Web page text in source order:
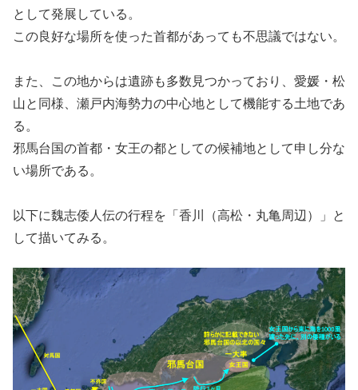
として発展している。
この良好な場所を使った首都があっても不思議ではない。
また、この地からは遺跡も多数見つかっており、愛媛・松
山と同様、瀬戸内海勢力の中心地として機能する土地であ
る。
邪馬台国の首都・女王の都としての候補地として申し分な
い場所である。
以下に魏志倭人伝の行程を「香川（高松・丸亀周辺）」と
して描いてみる。